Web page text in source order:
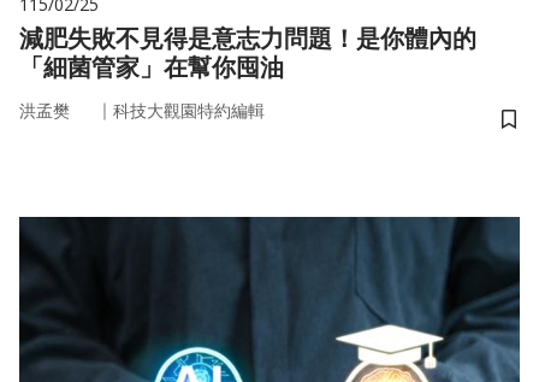
減肥失敗不見得是意志力問題！是你體內的
「細菌管家」在幫你囤油
洪孟樊 ｜ 科技大觀園特約編輯
儲